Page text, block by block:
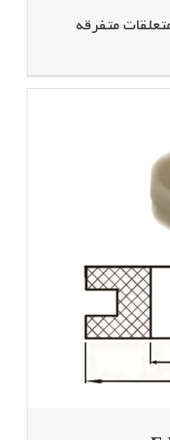
متفرقه